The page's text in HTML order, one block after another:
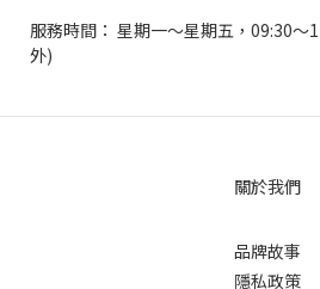
服務時間： 星期一～星期五，09:30～
外)
關於我們
品牌故事
隱私政策